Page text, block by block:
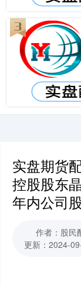
实盘期货
控股股东
年内公司
作者：股民
更新：2024-